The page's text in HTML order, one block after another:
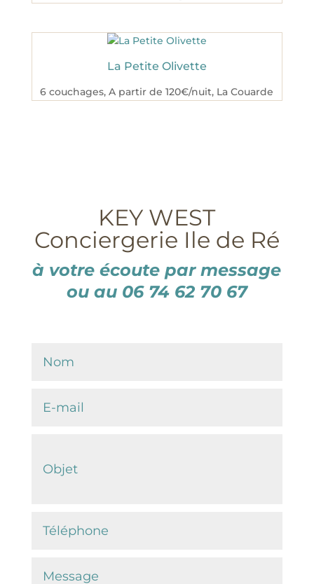
La Petite Olivette
6 couchages,A partir de 120€/nuit, La Couarde
KEY WEST
Conciergerie Ile de Ré
à votre écoute par message
ou au 06 74 62 70 67